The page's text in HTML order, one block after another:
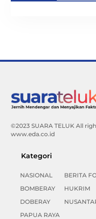
©2023 SUARA TELUK All
www.eda.co.id
Kategori
NASIONAL
BOMBERAY
DOBERAY
PAPUA RAYA
BERITA
HUKRIM